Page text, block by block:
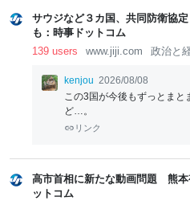
サウジなど３カ国、共同防衛協
も：時事ドットコム
139 users
www.jiji.com 政治と
kenjou 2026/08/08
この3国が今後もずっとまと
ど…。
リンク
高市首相に新たな動画問題 熊本
ットコム